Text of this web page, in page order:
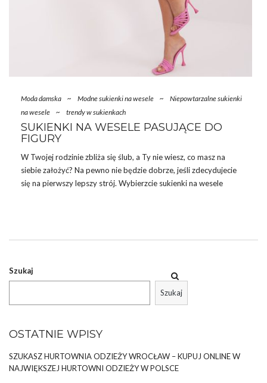
Moda damska ~ Modne sukienki na wesele ~
Niepowtarzalne sukienki
na wesele
~ trendy w sukienkach
SUKIENKI NA WESELE PASUJĄCE DO
FIGURY
W Twojej rodzinie zbliża się ślub, a Ty nie wiesz, co masz na
siebie założyć? Na pewno nie będzie dobrze, jeśli zdecydujecie
się na pierwszy lepszy strój. Wybierzcie sukienkina wesele
Jeśli Twoja sylwetka do złudzenia przypomina gruszkę,
sukienki na wesele pasujące do figury
Szukaj
Szukaj
OSTATNIE WPISY
SZUKASZ HURTOWNIA ODZIEŻY WROCŁAW – KUPUJ ONLINE W
NAJWIĘKSZEJ HURTOWNI ODZIEŻY W POLSCE